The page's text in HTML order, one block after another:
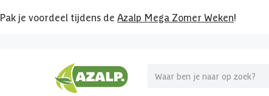
Pak je voordeel tijdens de Azalp Mega Zomer Weken!
MEGA zomer kortingen op overkappingen en tuinhuizen!
Gratis wandplankset
Ontdek onze metalen overkappingen